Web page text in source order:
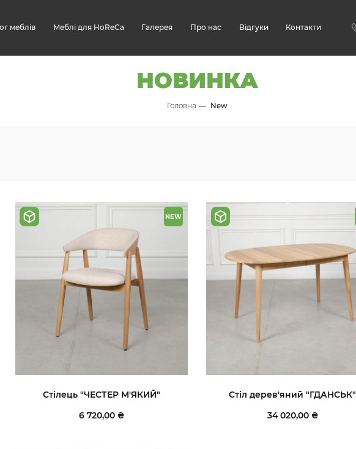
меблів Меблі для HoReCa Галерея Про нас Відгуки Контакти
НОВИНКА
Головна New
NEW
Стілець "ЧЕСТЕР М'ЯКИЙ"
6 720,00 ₴
Стіл дерев'яний "ГДАНСЬК"
34 020,00 ₴